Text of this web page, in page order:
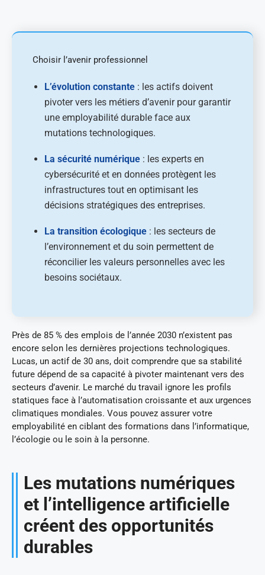
Choisir l’avenir professionnel
L’évolution constante : les actifs doivent
pivoter vers les métiers d’avenir pour garantir
une employabilité durable face aux
mutations technologiques.
La sécurité numérique : les experts en
cybersécurité et en données protègent les
infrastructures tout en optimisant les
décisions stratégiques des entreprises.
La transition écologique : les secteurs de
l’environnement et du soin permettent de
réconcilier les valeurs personnelles avec les
besoins sociétaux.
Près de 85 % des emplois de l’année 2030 n’existent pas
encore selon les dernières projections technologiques.
Lucas, un actif de 30 ans, doit comprendre que sa stabilité
future dépend de sa capacité à pivoter maintenant vers des
secteurs d’avenir. Le marché du travail ignore les profils
statiques face à l’automatisation croissante et aux urgences
climatiques mondiales. Vous pouvez assurer votre
employabilité en ciblant des formations dans l’informatique,
l’écologie ou le soin à la personne.
Les mutations numériques
et l’intelligence artificielle
créent des opportunités
durables